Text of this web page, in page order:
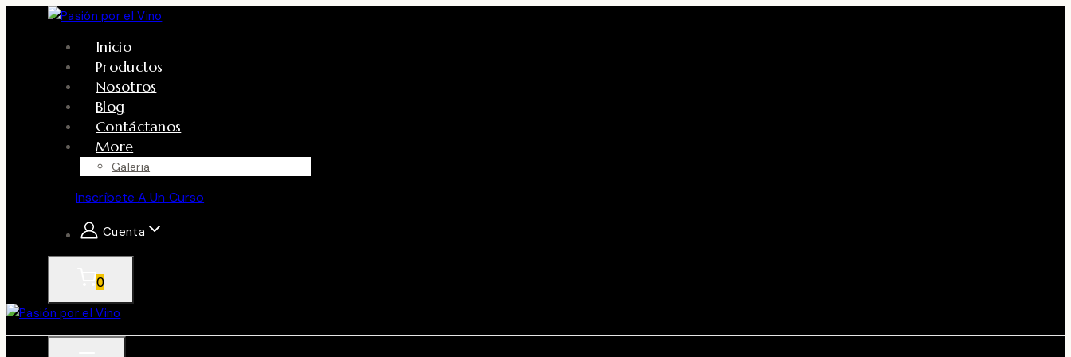
Inicio
Productos
Nosotros
Blog
Contáctanos
More
Galeria
Inscríbete A Un Curso
Cuenta
0